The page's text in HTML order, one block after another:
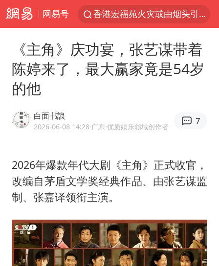
网易号
浙江台州《告全体市民书》
四川宜宾3.4级地震
网约车司机充电时猝死保险拒赔
多所高校取消艺考
上半年国内居民出游人次34.63亿
薛之谦杭州站演唱会取消
张本智和：零封向鹏不意外
今年第二强台风将带来多大影响
《主角》庆功宴，张艺谋带着
陈婷来了，最大赢家竟是54岁
的他
白面书誏
2026-06-08 14:28·广东·优质娱乐领域创作者
7
2026年爆款年代大剧《主角》正式收官，
改编自茅盾文学奖经典作品、由张艺谋监
制、张嘉译领衔主演。